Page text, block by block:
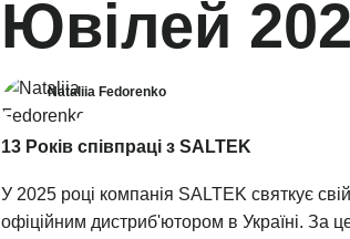
Ювілей
Nataliia Fedorenko
13 Років співпраці з SALTEK
У 2025 році компанія SALTEK святкує
офіційним дистриб'ютором в Україні. За